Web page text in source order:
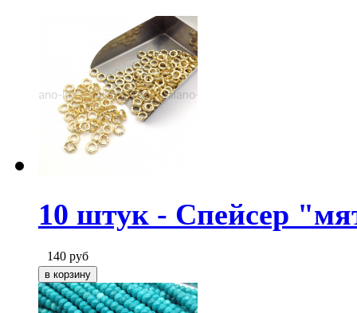
10 штук - Спейсер
140 руб